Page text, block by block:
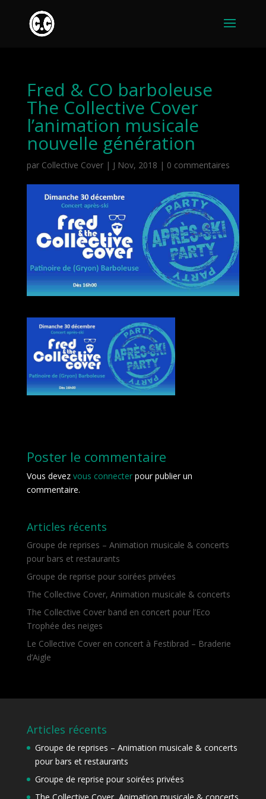
Fred & CO barboleuse
The Collective Cover
l’animation musicale
nouvelle génération
par Collective Cover| J Nov, 2018 | 0 commentaires
Poster le commentaire
Vous devez vous connecterpour publier un
commentaire.
Articles récents
Groupe de reprises – Animation musicale & concerts
pour bars et restaurants
Groupe de reprise pour soirées privées
The Collective Cover, Animation musicale & concerts
The Collective Cover band en concert pour l’Eco
Trophée des neiges
Le Collective Cover en concert à Festibrad – Braderie
d’Aigle
Articles récents
Groupe de reprises – Animation musicale & concerts
pour bars et restaurants
Groupe de reprise pour soirées privées